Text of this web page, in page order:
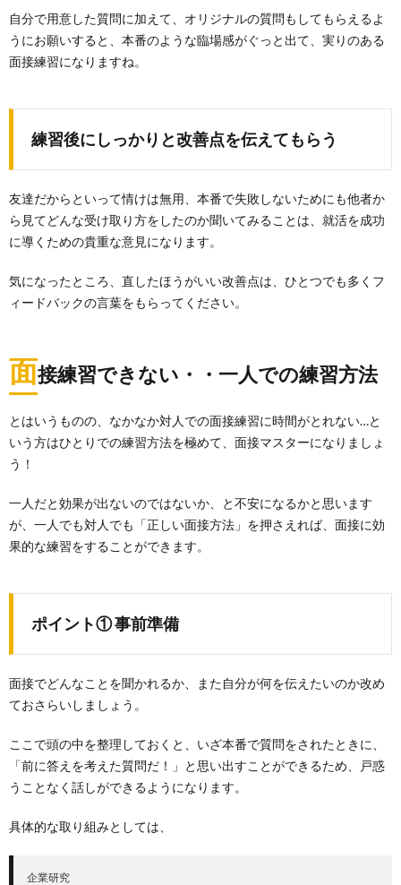
自分で用意した質問に加えて、オリジナルの質問もしてもらえるよ
うにお願いすると、本番のような臨場感がぐっと出て、実りのある
面接練習になりますね。
練習後にしっかりと改善点を伝えてもらう
友達だからといって情けは無用、本番で失敗しないためにも他者か
ら見てどんな受け取り方をしたのか聞いてみることは、就活を成功
に導くための貴重な意見になります。
気になったところ、直したほうがいい改善点は、ひとつでも多くフ
ィードバックの言葉をもらってください。
面接練習できない・・一人での練習方法
とはいうものの、なかなか対人での面接練習に時間がとれない…と
いう方はひとりでの練習方法を極めて、面接マスターになりましょ
う！
一人だと効果が出ないのではないか、と不安になるかと思います
が、一人でも対人でも「正しい面接方法」を押さえれば、面接に効
果的な練習をすることができます。
ポイント① 事前準備
面接でどんなことを聞かれるか、また自分が何を伝えたいのか改め
ておさらいしましょう。
ここで頭の中を整理しておくと、いざ本番で質問をされたときに、
「前に答えを考えた質問だ！」と思い出すことができるため、戸惑
うことなく話しができるようになります。
具体的な取り組みとしては、
企業研究